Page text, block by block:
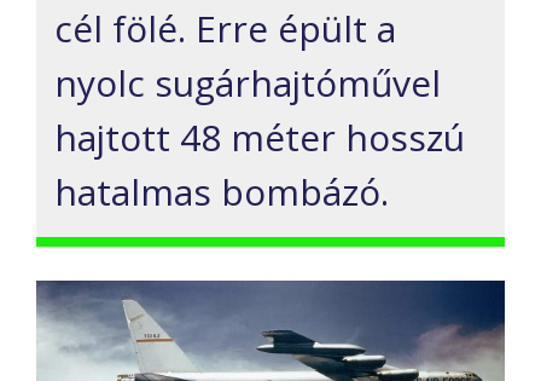
cél fölé. Erre épült a
nyolc sugárhajtóművel
hajtott 48 méter hosszú
hatalmas bombázó.